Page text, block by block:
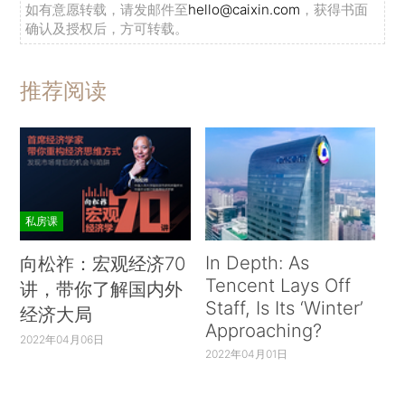
如有意愿转载，请发邮件至hello@caixin.com ，获得书面
确认及授权后，方可转载。
推荐阅读
私房课
向松祚：宏观经济70
讲，带你了解国内外
经济大局
2022年04月06日
In Depth: As
Tencent Lays Off
Staff, Is Its ‘Winter’
Approaching?
2022年04月01日